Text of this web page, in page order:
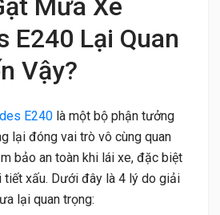
Mưa Xe
E240 Lại Quan
Vậy?
E240 là một bộ phận tưởng
lại đóng vai trò vô cùng quan
bảo an toàn khi lái xe, đặc biệt
tiết xấu. Dưới đây là 4 lý do giải
lại quan trọng: